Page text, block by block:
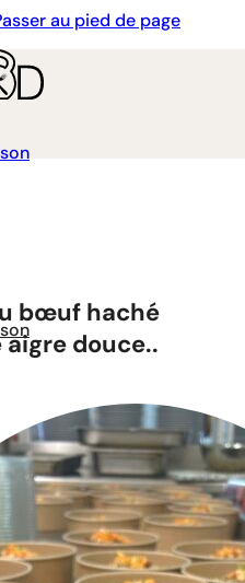
au pied de page
bœuf haché
douce..